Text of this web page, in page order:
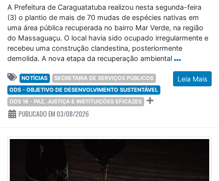
A Prefeitura de Caraguatatuba realizou nesta segunda-feira
(3) o plantio de mais de 70 mudas de espécies nativas em
uma área pública recuperada no bairro Mar Verde, na região
do Massaguaçu. O local havia sido ocupado irregularmente e
recebeu uma construção clandestina, posteriormente
demolida. A nova etapa da recuperação ambiental
Leia Mais
NOTÍCIAS
SECRETARIA DE SERVIÇOS PÚBLICOS
ODS - OBJETIVO DE DESENVOLVIMENTO SUSTENTÁVEL
ODS 16 - PAZ, JUSTIÇA E INSTITUIÇÕES EFICAZES
PUBLICADO EM 03/08/2026